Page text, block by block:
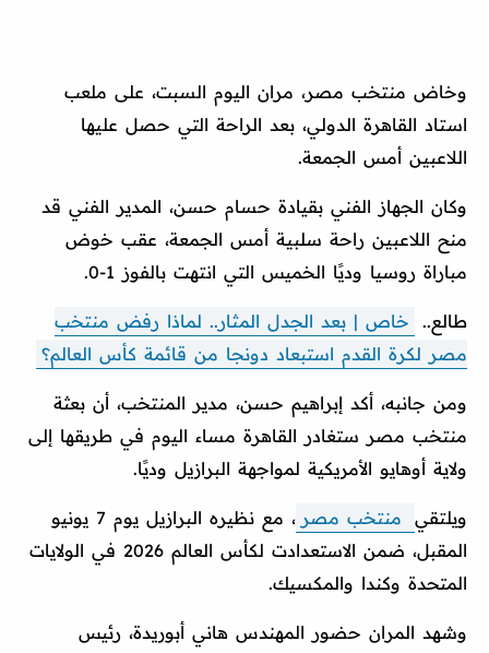
وخاض منتخب مصر، مران اليوم السبت، على ملعب
استاد القاهرة الدولي، بعد الراحة التي حصل عليها
اللاعبين أمس الجمعة.
وكان الجهاز الفني بقيادة حسام حسن، المدير الفني قد
منح اللاعبين راحة سلبية أمس الجمعة، عقب خوض
مباراة روسيا وديًا الخميس التي انتهت بالفوز 1-0.
طالع..
خاص | بعد الجدل المثار.. لماذا رفض منتخب
مصر لكرة القدم استبعاد دونجا من قائمة كأس العالم؟
ومن جانبه، أكد إبراهيم حسن، مدير المنتخب، أن بعثة
منتخب مصر ستغادر القاهرة مساء اليوم في طريقها إلى
ولاية أوهايو الأمريكية لمواجهة البرازيل وديًا.
ويلتقي منتخب مصر
، مع نظيره البرازيل يوم 7 يونيو
المقبل، ضمن الاستعدادت لكأس العالم 2026 في الولايات
المتحدة وكندا والمكسيك.
وشهد المران حضور المهندس هاني أبوريدة، رئيس